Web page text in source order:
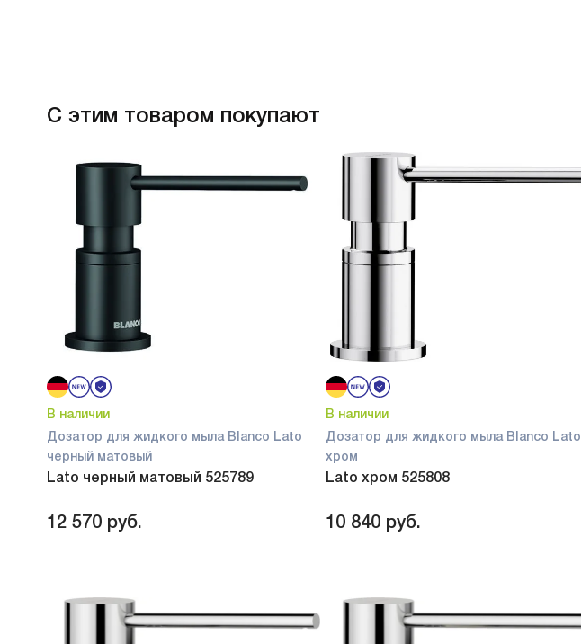
С этим товаром покупают
В наличии
Дозатор для жидкого мыла Blanco Lato
черный матовый
Lato черный матовый 525789
12 570 руб.
В наличии
Дозатор для жидкого мыла Blanco Lato
хром
Lato хром 525808
10 840 руб.